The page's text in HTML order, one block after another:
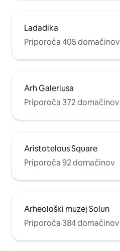
Ladadika
Priporoča 405 domačinov
Arh Galeriusa
Priporoča 372 domačinov
Aristotelous Square
Priporoča 92 domačinov
Arheološki muzej Solun
Priporoča 384 domačinov